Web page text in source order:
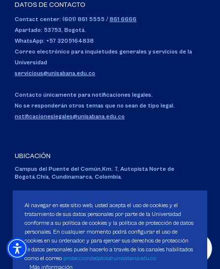
DATOS DE CONTACTO
Contact center: (601) 861 5555 / 861 6666
Apartado: 53753, Bogotá.
WhatsApp: +57 3205164838
Correo electrónico para inquietudes generales y servicios de la
Universidad
servicious@unisabana.edu.co
Contacto únicamente para notificaciones legales.
No se responderán otros temas que no sean de tipo legal.
notificacioneslegales@unisabana.edu.co
UBICACIÓN
Campus del Puente del Común,Km. 7, Autopista Norte de
Bogotá.Chía, Cundinamarca, Colombia.
Personería Jurídica:Resolución 130 del 14 de enero de 1980.
Ministerio de Educación Nacional.
Política de Protección de datos
Al navegar en este sitio web, usted acepta el uso de cookies y el
tratamiento de sus datos personales por parte de la Universidad
conforme a su política de cookies y la política de protección de datos
personales. En cualquier momento podrá configurar el uso de
cookies en su ordenador, y para ejercer sus derechos de protección
de datos personales puede hacerlo a través de los canales habilitados
como el correo protecciondedatos@unisabana.edu.co
Más información